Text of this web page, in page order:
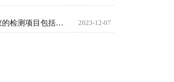
全项目土壤肥料养分检测仪的检测项目包括哪些 2023-12-07